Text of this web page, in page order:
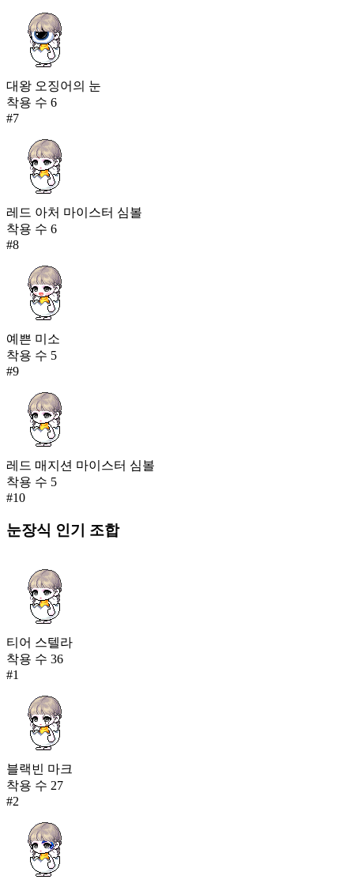
대왕 오징어의 눈
착용 수 6
#7
레드 아처 마이스터 심볼
착용 수 6
#8
예쁜 미소
착용 수 5
#9
레드 매지션 마이스터 심볼
착용 수 5
#10
눈장식 인기 조합
티어 스텔라
착용 수 36
#1
블랙빈 마크
착용 수 27
#2